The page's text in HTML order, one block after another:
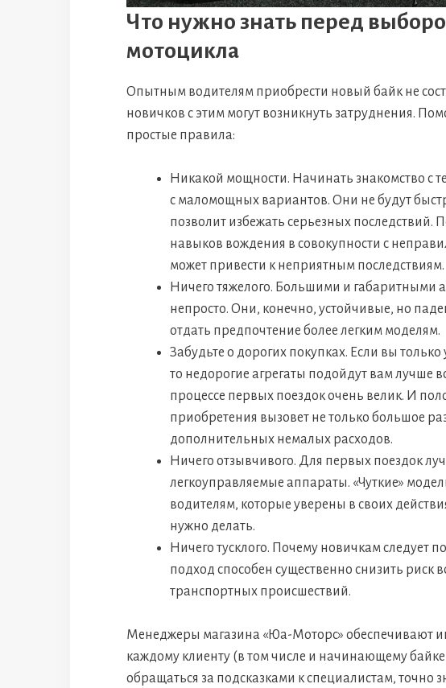
Что нужно знать перед
мотоцикла
Опытным водителям приобрести новый байк не
новичков с этим могут возникнуть затруднения.
простые правила:
Никакой мощности. Начинать знакомство с
с маломощных вариантов. Они не будут
позволит избежать серьезных последствий.
навыков вождения в совокупности с
может привести к неприятным последствиям.
Ничего тяжелого. Большими и габаритными
непросто. Они, конечно, устойчивые, но
отдать предпочтение более легким моделям.
Забудьте о дорогих покупках. Если вы
то недорогие агрегаты подойдут вам лучше
процессе первых поездок очень велик. И
приобретения вызовет не только большое
дополнительных немалых расходов.
Ничего отзывчивого. Для первых поездок
легкоуправляемые аппараты. «Чуткие»
водителям, которые уверены в своих
нужно делать.
Ничего тусклого. Почему новичкам следует
подход способен существенно снизить риск
транспортных происшествий.
Менеджеры магазина «Юа-Моторс» обеспечивают
каждому клиенту (в том числе и начинающему
обращаться за подсказками к специалистам,